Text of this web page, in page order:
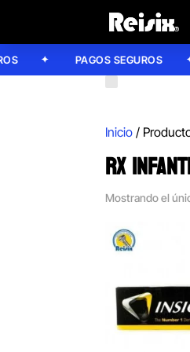
PAGOS SEGUROS
Inicio /
RX
Mostrando el